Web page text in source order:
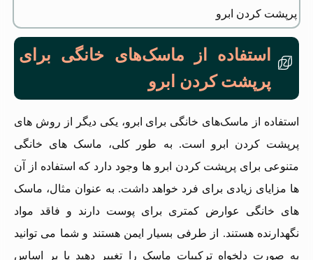
استفاده از ماسک‌های خانگی برای
پرپشت کردن ابرو
استفاده از ماسک‌های خانگی برای ابرو، یکی دیگر از روش های
پرپشت کردن ابرو است. به طور کلی، ماسک های خانگی
متنوعی برای پرپشت کردن ابرو ها وجود دارد که استفاده از آن
ها مزایای زیادی برای فرد خواهد داشت. به عنوان مثال، ماسک
های خانگی عوارض کمتری برای پوست دارند و فاقد مواد
نگهدارنده هستند. از طرفی بسیار ایمن هستند و شما می توانید
به صورت دلخواه ترکیبات ماسک را تغییر دهید یا بر اساس